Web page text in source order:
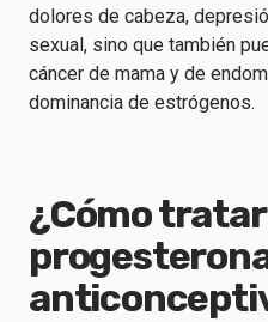
dolores de cabeza,
sexual, sino que también
cáncer de mama y de
dominancia de estrógenos.
¿Cómo